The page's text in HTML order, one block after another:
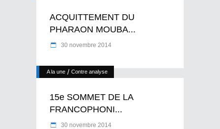
ACQUITTEMENT DU
PHARAON MOUBA...
30 novembre 2014
A la une / Contre analyse
15e SOMMET DE LA
FRANCOPHONI...
30 novembre 2014